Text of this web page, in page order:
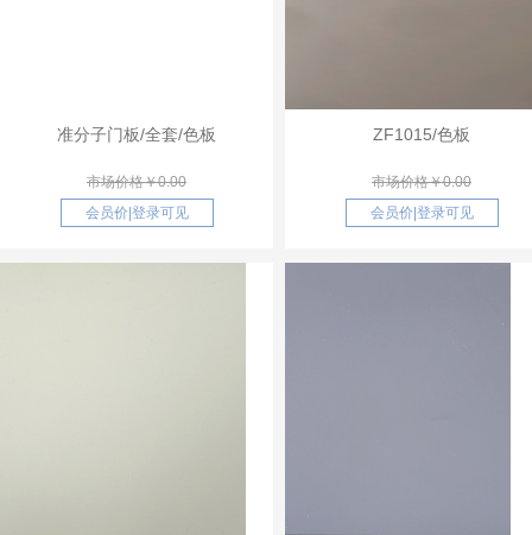
准分子门板/全套/色板
市场价格￥0.00
会员价 登录可见
ZF1015/色板
市场价格￥0.00
会员价 登录可见